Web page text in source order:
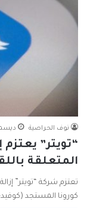
نوف الحراصية ديسمبر
“تويتر” يعتزم
المتعلقة
تعتزم شركة “تويتر”
كورونا المستجد (كوفيد-19). وقالت الشركة في بيان، أمس الأربعاء،